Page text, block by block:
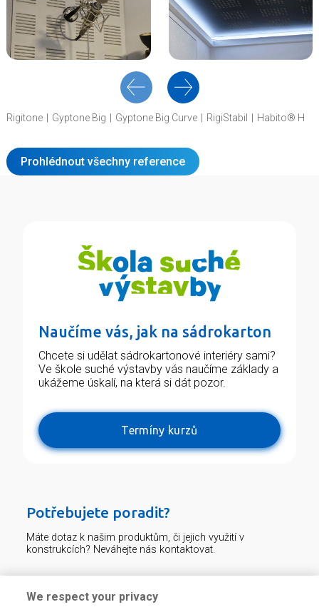
Rigitone Gyptone Big Gyptone Big Curve RigiStabil Habito® H
Prohlédnout všechny reference
Naučíme vás, jak na sádrokarton
Chcete si udělat sádrokartonové interiéry sami?
Ve škole suché výstavby vás naučíme základy a
ukážeme úskalí, na která si dát pozor.
Termíny kurzů
Potřebujete poradit?
Máte dotaz k našim produktům, či jejich využití v
konstrukcích? Neváhejte nás kontaktovat.
We respect your privacy